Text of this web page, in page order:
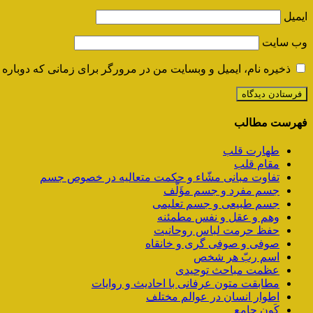
ایمیل
وب‌ سایت
ذخیره نام، ایمیل و وبسایت من در مرورگر برای زمانی که
فهرست مطالب
طهارت قلب
مقام قلب
تفاوت مبانی مشّاء و حکمت متعالیه در خصوص جسم
جسم مفرد و جسم مؤَلَّف
جسم طبیعی و جسم تعلیمی
وهم و عقل و نفس مطمئنه
حفظ حرمت لباس روحانیت
صوفی و صوفی گری و خانقاه
اسم ربّ هر شخص
عظمت مباحث توحیدی
مطابقت متون عرفانی با احادیث و روایات
اطوار انسان در عوالم مختلف
کَون جامع